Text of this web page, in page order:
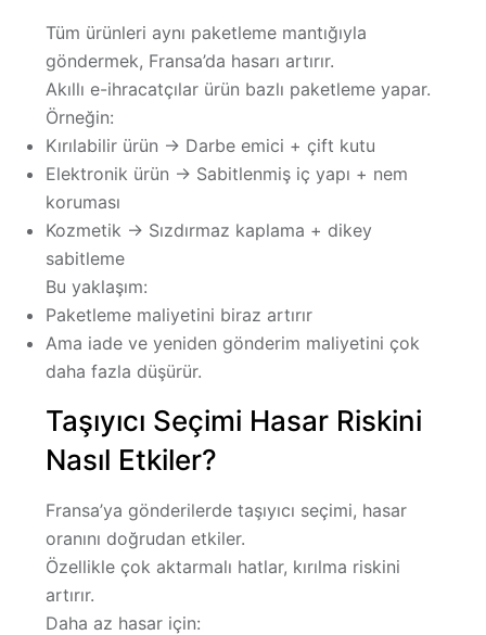
Tüm ürünleri aynı paketleme mantığıyla
göndermek, Fransa’da hasarı artırır.
Akıllı e-ihracatçılar ürün bazlı paketleme yapar.
Örneğin:
Kırılabilir ürün → Darbe emici + çift kutu
Elektronik ürün → Sabitlenmiş iç yapı + nem
koruması
Kozmetik → Sızdırmaz kaplama + dikey
sabitleme
Bu yaklaşım:
Paketleme maliyetini biraz artırır
Ama iade ve yeniden gönderim maliyetini çok
daha fazla düşürür.
Taşıyıcı Seçimi Hasar Riskini
Nasıl Etkiler?
Fransa’ya gönderilerde taşıyıcı seçimi, hasar
oranını doğrudan etkiler.
Özellikle çok aktarmalı hatlar, kırılma riskini
artırır.
Daha az hasar için: